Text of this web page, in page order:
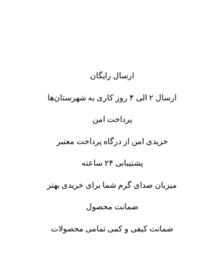
ارسال رایگان
ارسال ۲ الی ۴ روز کاری به شهرستان‌ها
پرداخت امن
خریدی امن از درگاه پرداخت معتبر
پشتیبانی ۲۴ ساعته
میزبان صدای گرم شما برای خریدی بهتر
ضمانت محصول
ضمانت کیفی و کمی تمامی محصولات